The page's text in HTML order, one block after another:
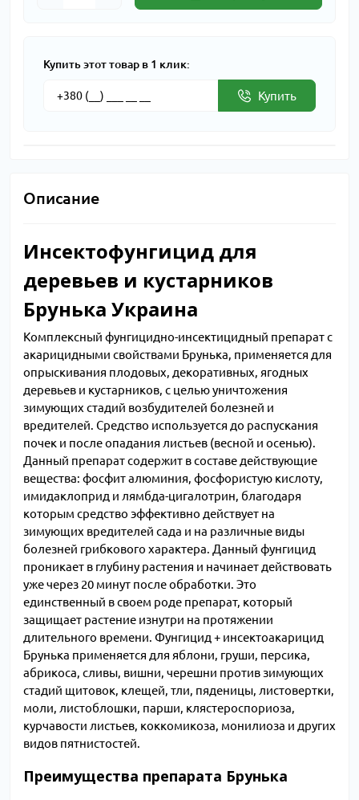
Купить этот товар в 1 клик:
Купить
Описание
Инсектофунгицид для
деревьев и кустарников
Брунька Украина
Комплексный фунгицидно-инсектицидный препарат с
акарицидными свойствами Брунька, применяется для
опрыскивания плодовых, декоративных, ягодных
деревьев и кустарников, с целью уничтожения
зимующих стадий возбудителей болезней и
вредителей. Средство используется до распускания
почек и после опадания листьев (весной и осенью).
Данный препарат содержит в составе действующие
вещества: фосфит алюминия, фосфористую кислоту,
имидаклоприд и лямбда-цигалотрин, благодаря
которым средство эффективно действует на
зимующих вредителей сада и на различные виды
болезней грибкового характера. Данный фунгицид
проникает в глубину растения и начинает действовать
уже через 20 минут после обработки. Это
единственный в своем роде препарат, который
защищает растение изнутри на протяжении
длительного времени. Фунгицид + инсектоакарицид
Брунька применяется для яблони, груши, персика,
абрикоса, сливы, вишни, черешни против зимующих
стадий щитовок, клещей, тли, пяденицы, листовертки,
моли, листоблошки, парши, клястероспориоза,
курчавости листьев, коккомикоза, монилиоза и других
видов пятнистостей.
Преимущества препарата Брунька